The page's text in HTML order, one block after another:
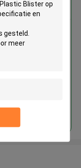
voor
/ 10mL
Box Label